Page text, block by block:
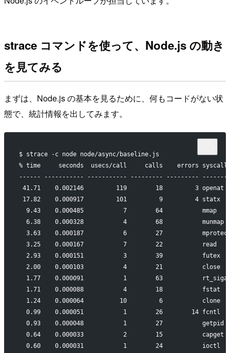
strace コマンドを使って、Node.js の動き
を見てみる
まずは、Node.js の基本を見るために、何もコードがない状
態で、統計情報を出してみます。
$ strace -c node node/async/baseline.js
% time     seconds  usecs/call     calls    errors syscall
------ ----------- ----------- --------- ---------
41.71    0.002146         119        18         3 openat
17.82    0.000917         101         9         4 statx
  9.43    0.000485           7        64           mmap
  6.38    0.000328           4        68           munmap
3.63    0.000187           6        27
  3.25    0.000167           7        22           read
  2.93    0.000151           3        39           futex
  2.00    0.000103           4        21           close
1.77    0.000091           1        63
  1.71    0.000088           4        18           fstat
  1.24    0.000064          10         6           clone
  0.99    0.000051           1        26        14 fcntl
  0.93    0.000048           1        27           getpid
  0.64    0.000033           2        15           capget
  0.60    0.000031           1        24           ioctl